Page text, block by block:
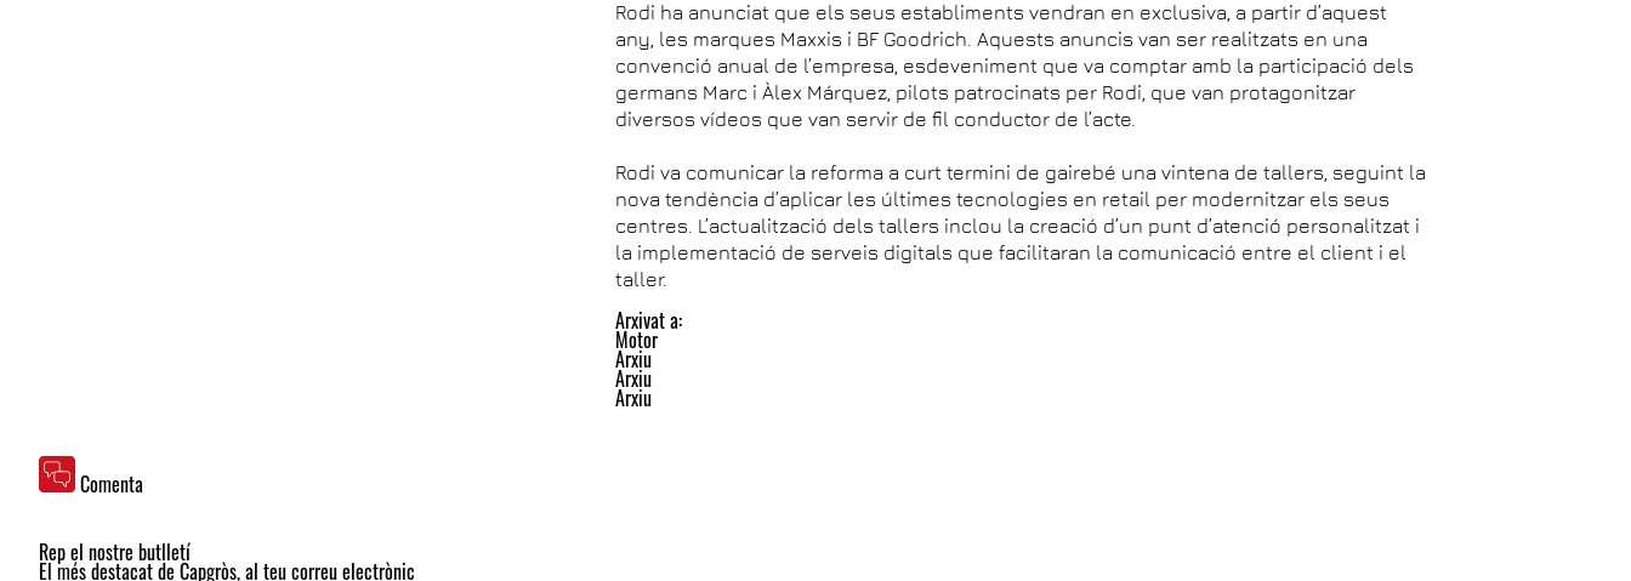
Rodi ha anunciat que els seus establiments vendran en exclusiva, a partir d’aquest
any, les marques Maxxis i BF Goodrich. Aquests anuncis van ser realitzats en una
convenció anual de l’empresa, esdeveniment que va comptar amb la participació dels
germans Marc i Àlex Márquez, pilots patrocinats per Rodi, que van protagonitzar
diversos vídeos que van servir de fil conductor de l’acte.
Rodi va comunicar la reforma a curt termini de gairebé una vintena de tallers, seguint la
nova tendència d’aplicar les últimes tecnologies en retail per modernitzar els seus
centres. L’actualització dels tallers inclou la creació d’un punt d’atenció personalitzat i
la implementació de serveis digitals que facilitaran la comunicació entre el client i el
taller.
Arxivat a:
Motor
Arxiu
Arxiu
Arxiu
Comenta
Rep el nostre butlletí
El més destacat de Capgròs, al teu correu electrònic